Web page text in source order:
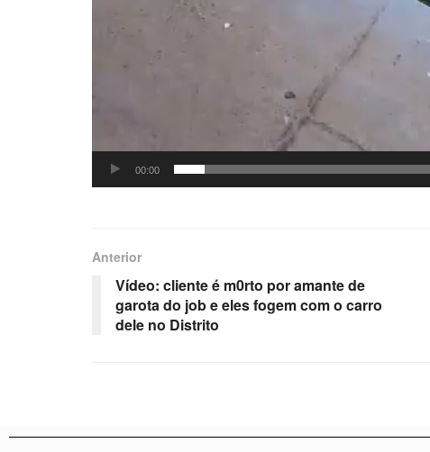
00:00
Anterior
Vídeo: cliente é m0rto por amante de
garota do job e eles fogem com o carro
dele no Distrito